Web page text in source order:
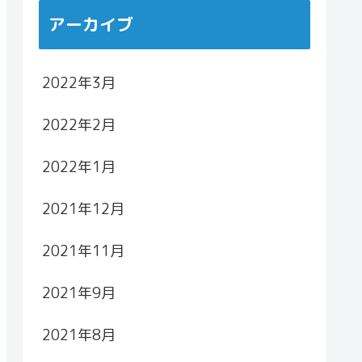
アーカイブ
2022年3月
2022年2月
2022年1月
2021年12月
2021年11月
2021年9月
2021年8月